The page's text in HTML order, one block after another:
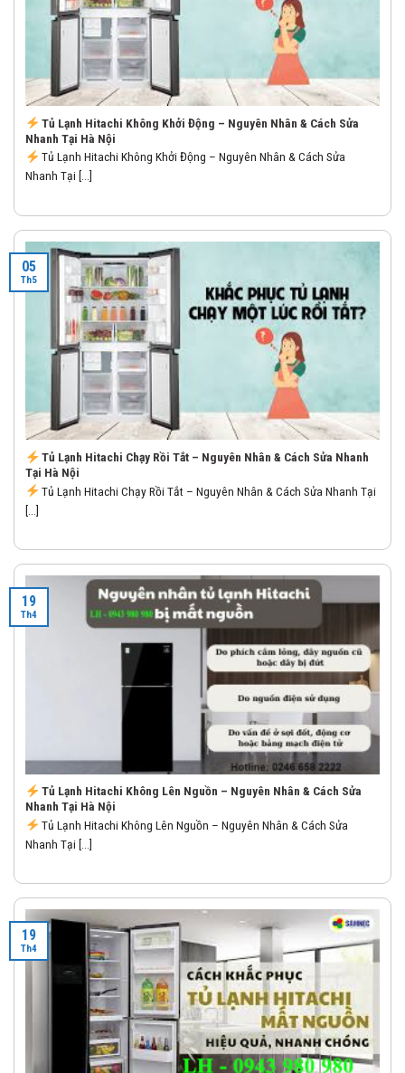
Tủ Lạnh Hitachi Không Khởi Động – Nguyên Nhân & Cách Sửa
Nhanh Tại Hà Nội
Tủ Lạnh Hitachi Không Khởi Động – Nguyên Nhân & Cách Sửa
Nhanh Tại [...]
Tủ Lạnh Hitachi Chạy Rồi Tắt – Nguyên Nhân & Cách Sửa Nhanh
Tại Hà Nội
Tủ Lạnh Hitachi Chạy Rồi Tắt – Nguyên Nhân & Cách Sửa Nhanh Tại
[...]
05
Th5
Tủ Lạnh Hitachi Không Lên Nguồn – Nguyên Nhân & Cách Sửa
Nhanh Tại Hà Nội
Tủ Lạnh Hitachi Không Lên Nguồn – Nguyên Nhân & Cách Sửa
Nhanh Tại [...]
19
Th4
19
Th4